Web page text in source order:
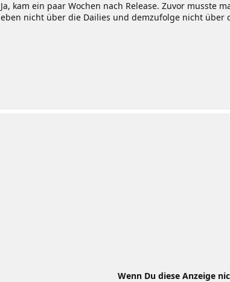
Ja, kam ein paar Wochen nach Release. Zuvor musste
eben nicht über die Dailies und demzufolge nicht über
Wenn Du diese Anzeige